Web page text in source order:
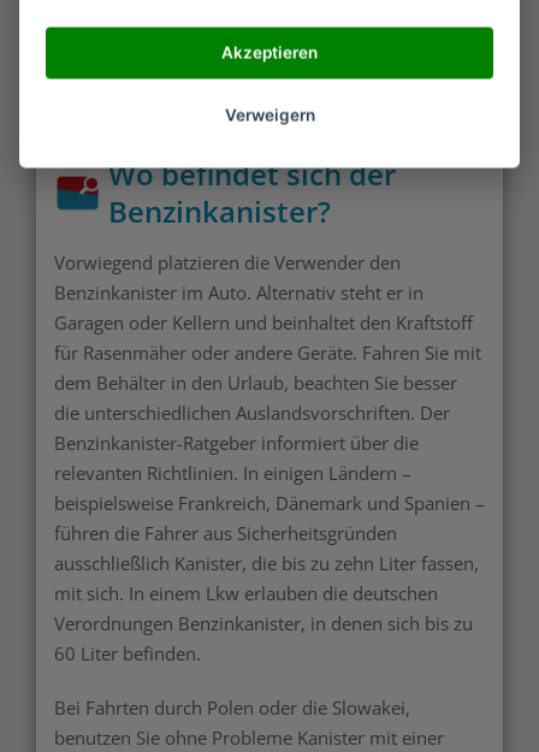
Wo befindet sich der
Benzinkanister?
Vorwiegend platzieren die Verwender den
Benzinkanister im Auto. Alternativ steht er in
Garagen oder Kellern und beinhaltet den Kraftstoff
für Rasenmäher oder andere Geräte. Fahren Sie mit
dem Behälter in den Urlaub, beachten Sie besser
die unterschiedlichen Auslandsvorschriften. Der
Benzinkanister-Ratgeber informiert über die
relevanten Richtlinien. In einigen Ländern –
beispielsweise Frankreich, Dänemark und Spanien –
führen die Fahrer aus Sicherheitsgründen
ausschließlich Kanister, die bis zu zehn Liter fassen,
mit sich. In einem Lkw erlauben die deutschen
Verordnungen Benzinkanister, in denen sich bis zu
60 Liter befinden.
Bei Fahrten durch Polen oder die Slowakei,
benutzen Sie ohne Probleme Kanister mit einer
Akzeptieren
Verweigern